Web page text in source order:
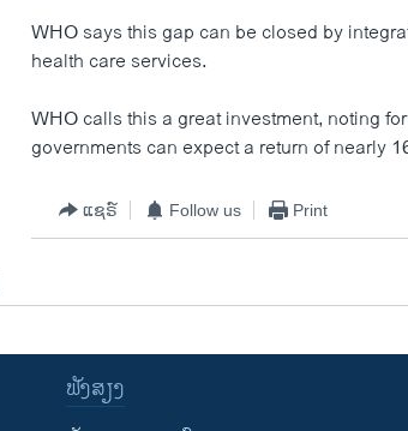
WHO says this gap can be closed by
health care services.
WHO calls this a great investment, noting
governments can expect a return of nearly
ແຊຣ໌ Follow us Print
ຟັງສຽງ